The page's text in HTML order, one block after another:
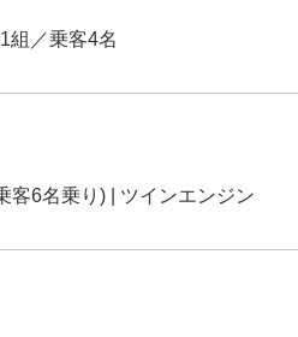
組／乗客4名
客6名乗り) | ツインエンジン